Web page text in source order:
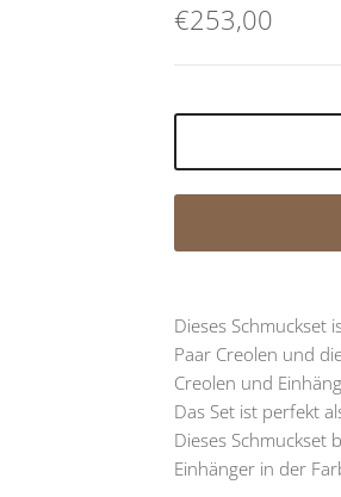
€253,00
Dieses Schmuckset
Paar Creolen und
Creolen und
Das Set ist perfekt
Dieses Schmuckset
Einhänger in der